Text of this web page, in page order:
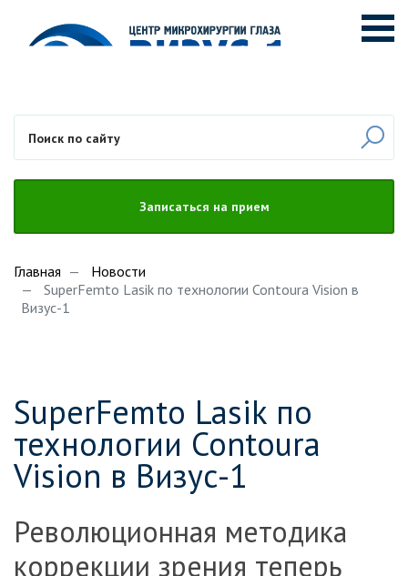
Записаться на прием
Главная
Новости
SuperFemto Lasik по технологии Contoura Vision в
Визус-1
SuperFemto Lasik по
технологии Contoura
Vision в Визус-1
Революционная методика
коррекции зрения теперь